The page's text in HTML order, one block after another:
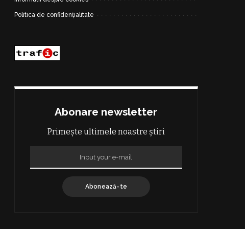
Politica de confidențialitate
Abonare newsletter
Primește ultimele noastre știri
Abonează-te